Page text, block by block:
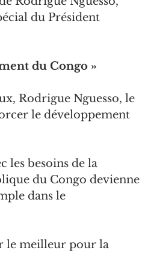
du Président
du Congo »
Rodrigue Nguesso, le
le développement
les besoins de la
du Congo devienne
dans le
le meilleur pour la